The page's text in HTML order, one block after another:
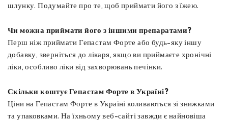
шлунку. Подумайте про те, щоб приймати його з їжею.
Чи можна приймати його з іншими препаратами?
Перш ніж приймати Гепастам Форте або будь-яку іншу
добавку, зверніться до лікаря, якщо ви приймаєте хронічні
ліки, особливо ліки від захворювань печінки.
Скільки коштує Гепастам Форте в Україні?
Ціни на Гепастам Форте в Україні коливаються зі знижками
та упаковками. На їхньому веб-сайті завжди є найновіша